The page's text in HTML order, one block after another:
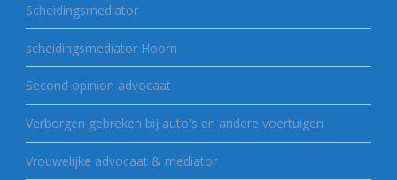
Scheidingsmediator
scheidingsmediator Hoorn
Second opinion advocaat
Verborgen gebreken bij auto's en andere voertuigen
Vrouwelijke advocaat & mediator